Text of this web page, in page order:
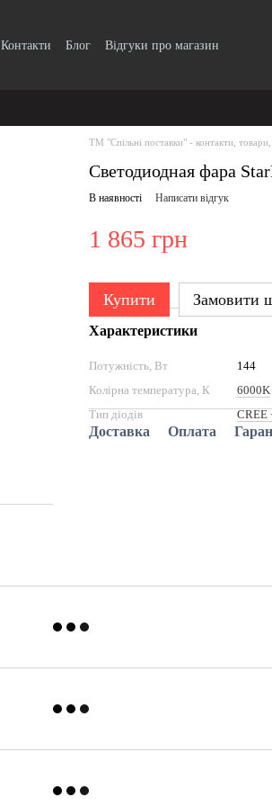
Контакти Блог
Відгуки про магазин
ТМ "Спільні поставки" - контакти,
Светодиодная фара
В наявності Написати відгук
1 865 грн
Купити Замовити
Характеристики
Потужність, Вт
144
Колірна температура, К
6000K
Тип діодів
CREE
Доставка Оплата